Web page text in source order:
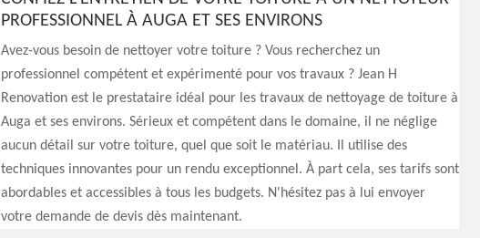
PROFESSIONNEL À AUGA ET SES ENVIRONS
Avez-vous besoin de nettoyer votre toiture ? Vous recherchez un
professionnel compétent et expérimenté pour vos travaux ? Jean H
Renovation est le prestataire idéal pour les travaux de nettoyage de toiture à
Auga et ses environs. Sérieux et compétent dans le domaine, il ne néglige
aucun détail sur votre toiture, quel que soit le matériau. Il utilise des
techniques innovantes pour un rendu exceptionnel. À part cela, ses tarifs sont
abordables et accessibles à tous les budgets. N'hésitez pas à lui envoyer
votre demande de devis dès maintenant.